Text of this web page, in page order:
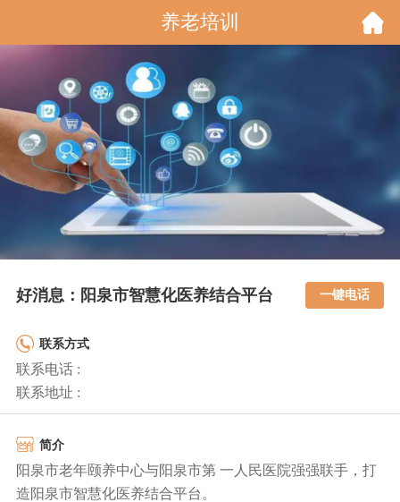
养老培训
好消息：阳泉市智慧化医养结合平台 一键电话
联系方式
联系电话 :
联系地址 :
简介
阳泉市老年颐养中心与阳泉市第 一人民医院强强联手，打
造阳泉市智慧化医养结合平台。